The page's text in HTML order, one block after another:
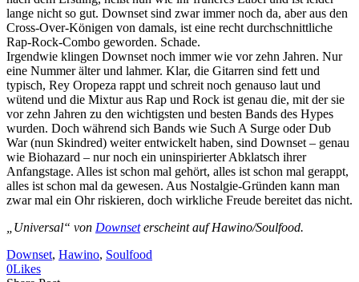
lange nicht so gut. Downset sind zwar immer noch da, aber aus den
Cross-Over-Königen von damals, ist eine recht durchschnittliche
Rap-Rock-Combo geworden. Schade.
Irgendwie klingen Downset noch immer wie vor zehn Jahren. Nur
eine Nummer älter und lahmer. Klar, die Gitarren sind fett und
typisch, Rey Oropeza rappt und schreit noch genauso laut und
wütend und die Mixtur aus Rap und Rock ist genau die, mit der sie
vor zehn Jahren zu den wichtigsten und besten Bands des Hypes
wurden. Doch während sich Bands wie Such A Surge oder Dub
War (nun Skindred) weiter entwickelt haben, sind Downset – genau
wie Biohazard – nur noch ein uninspirierter Abklatsch ihrer
Anfangstage. Alles ist schon mal gehört, alles ist schon mal gerappt,
alles ist schon mal da gewesen. Aus Nostalgie-Gründen kann man
zwar mal ein Ohr riskieren, doch wirkliche Freude bereitet das nicht.
„Universal“ von Downseterscheint auf Hawino/Soulfood.
Downset, Hawino, Soulfood
0Likes